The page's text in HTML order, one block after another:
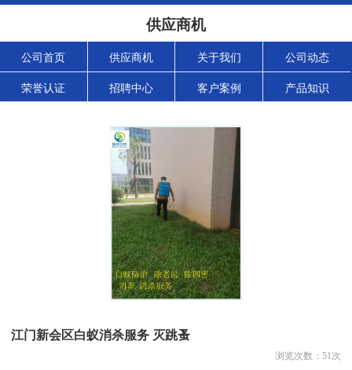
供应商机
公司首页 供应商机 关于我们 公司动态
荣誉认证 招聘中心 客户案例 产品知识
江门新会区白蚁消杀服务 灭跳蚤
浏览次数： 51次